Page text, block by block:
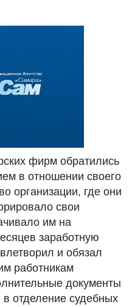
фирм обратились
в отношении своего
организации, где они
свои
им на
заработную
и обязал
работникам
документы
отделение судебных